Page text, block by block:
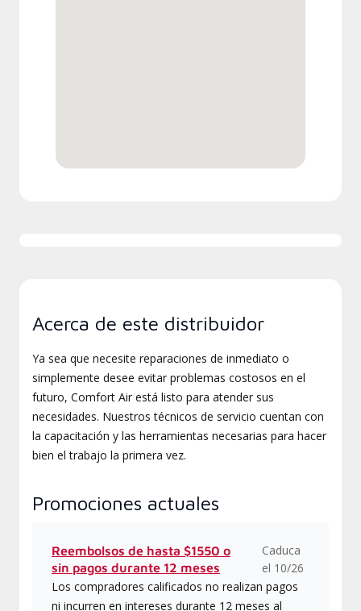
Acerca de este distribuidor
Ya sea que necesite reparaciones de inmediato o
simplemente desee evitar problemas costosos en el
futuro, Comfort Air está listo para atender sus
necesidades. Nuestros técnicos de servicio cuentan con
la capacitación y las herramientas necesarias para hacer
bien el trabajo la primera vez.
Promociones actuales
Reembolsos de hasta $1550 o
sin pagos durante 12 meses
Caduca
el 10/26
Los compradores calificados no realizan pagos
ni incurren en intereses durante 12 meses al